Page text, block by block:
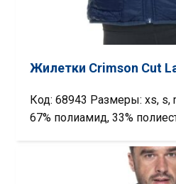
Жилетки Crimson Cut
Код: 68943 Размеры: xs, s,
67% полиамид, 33%